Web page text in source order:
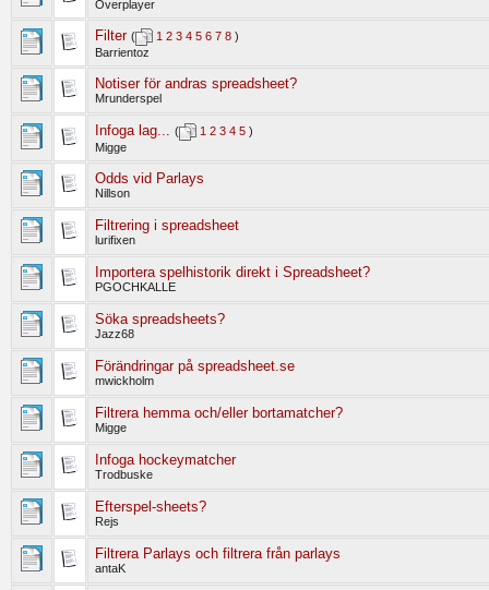
Overplayer
Filter ( 1 2 3 4 5 6 7 8 )
Barrientoz
Notiser för andras spreadsheet?
Mrunderspel
Infoga lag... ( 1 2 3 4 5 )
Migge
Odds vid Parlays
Nillson
Filtrering i spreadsheet
lurifixen
Importera spelhistorik direkt i Spreadsheet?
PGOCHKALLE
Söka spreadsheets?
Jazz68
Förändringar på spreadsheet.se
mwickholm
Filtrera hemma och/eller bortamatcher?
Migge
Infoga hockeymatcher
Trodbuske
Efterspel-sheets?
Rejs
Filtrera Parlays och filtrera från parlays
antaK